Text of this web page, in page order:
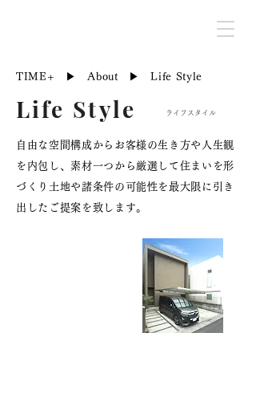
TIME+ ▶︎ About ▶︎ Life Style
Life Style ​ライフスタイル
自由な空間構成からお客様の生き方や人生観
を内包し、素材一つから厳選して住まいを形
づくり土地や諸条件の可能性を最大限に引き
出したご提案を致します。